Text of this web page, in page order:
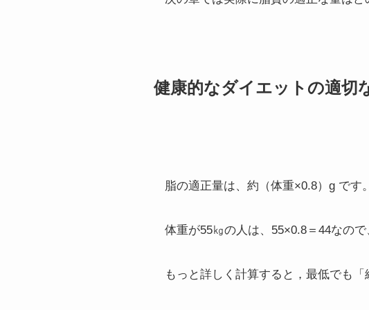
健康的なダイエットの適切
脂の適正量は、約（体重×0.8）g です。
体重が55㎏の人は、55×0.8＝44なの
もっと詳しく計算すると，最低でも